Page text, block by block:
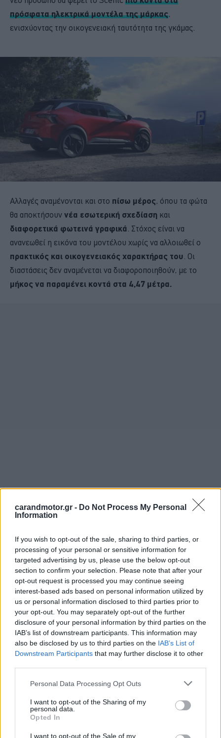
carandmotor.gr - Do Not Process My Personal
Information
If you wish to opt-out of the sale, sharing to third parties, or
processing of your personal or sensitive information for
targeted advertising by us, please use the below opt-out
section to confirm your selection. Please note that after your
opt-out request is processed you may continue seeing
interest-based ads based on personal information utilized by
us or personal information disclosed to third parties prior to
your opt-out. You may separately opt-out of the further
disclosure of your personal information by third parties on the
IAB’s list of downstream participants. This information may
also be disclosed by us to third parties on the IAB’s List of
Downstream Participants that may further disclose it to other
Please note that this website/app uses one or more Google
not limited to your visit or usage behaviour. You may click to
grant or deny consent to Google and its third-party tags to
use your data for below specified purposes in below Google
consent section.
Personal Data Processing Opt Outs
I want to opt-out of the Sharing of my
personal data.
Opted In
I want to opt-out of the Sale of my
πρόσφατα ηλεκτρικά μοντέλα της μάρκας,
ενισχύοντας την οικογενειακή ταυτότητα της γκάμας.
Αλλαγές αναμένονται και στο πίσω μέρος, όπου τα φώτα
θα αποκτήσουν νέα εσωτερική σχεδίαση και
διαφορετικά φωτεινά γραφικά . Στόχος είναι να
ανανεωθεί η εικόνα του μοντέλου χωρίς να αλλοιωθεί ο
πρακτικός και οικογενειακός χαρακτήρας του . Οι
διαστάσεις δεν αναμένεται να διαφοροποιηθούν, με το
μήκος να παραμένει κοντά στα 4,47 μέτρα.
Πέρα από την αισθητική, η Renault δίνει ιδιαίτερη
έμφαση και στηντεχνολογική αναβάθμισητου
μοντέλου. Τοσύστημα πολυμέσων OpenRθα
αποκτήσει νέες λειτουργίες και αναβαθμισμένο
προηγμένα συστήματα υποβοήθησης οδήγησης.
Παράλληλα, εξετάζεται η προσθήκηπιο εξελιγμένου
συστήματος οδήγησης με ένα πεντάλ